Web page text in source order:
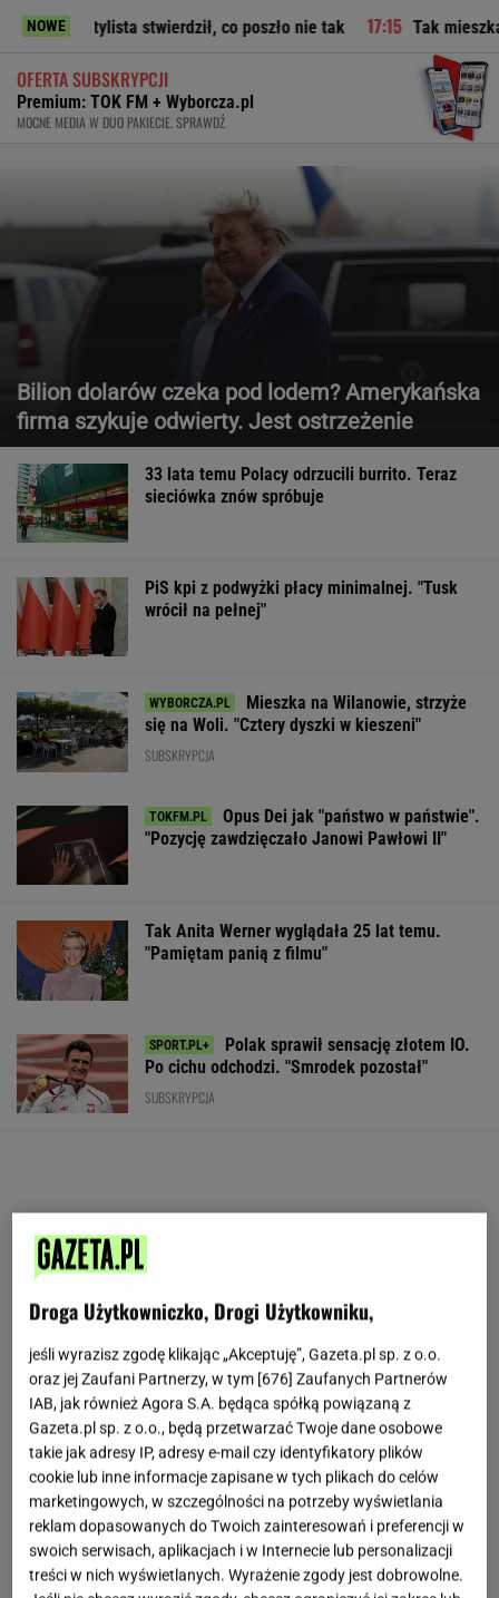
NOWEstwierdził, co poszło nie tak Tak mieszkają
OFERTA SUBSKRYPCJI
Premium: TOK FM + Wyborcza.pl
MOCNE MEDIA W DUO PAKIECIE. SPRAWDŹ
Bilion dolarów czeka pod lodem? Amerykańska
firma szykuje odwierty. Jest ostrzeżenie
33 lata temu Polacy odrzucili burrito. Teraz
sieciówka znów spróbuje
PiS kpi z podwyżki płacy minimalnej. "Tusk
wrócił na pełnej"
Mieszka na Wilanowie, strzyże
się na Woli. "Cztery dyszki w kieszeni"
SUBSKRYPCJA
Opus Dei jak "państwo w państwie".
"Pozycję zawdzięczało Janowi Pawłowi II"
Tak Anita Werner wyglądała 25 lat temu.
"Pamiętam panią z filmu"
Polak sprawił sensację złotem IO.
Po cichu odchodzi. "Smrodek pozostał"
SUBSKRYPCJA
Szara wielka płyta zniknęła. Tak dziś wygląda
blok z "Alternatyw 4"
Droga Użytkowniczko, Drogi Użytkowniku,
jeśli wyrazisz zgodę klikając „Akceptuję”, Gazeta.pl sp. z o.o.
oraz jej Zaufani Partnerzy, w tym [676] Zaufanych Partnerów
IAB, jak również Agora S.A. będąca spółką powiązaną z
Gazeta.pl sp. z o.o., będą przetwarzać Twoje dane osobowe
takie jak adresy IP, adresy e-mail czy identyfikatory plików
cookie lub inne informacje zapisane w tych plikach do celów
marketingowych, w szczególności na potrzeby wyświetlania
reklam dopasowanych do Twoich zainteresowań i preferencji w
swoich serwisach, aplikacjach i w Internecie lub personalizacji
treści w nich wyświetlanych. Wyrażenie zgody jest dobrowolne.